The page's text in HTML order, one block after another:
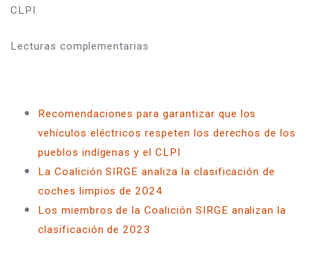
CLPI.
Lecturas complementarias
Recomendaciones para garantizar que los
vehículos eléctricos respeten los derechos de los
pueblos indígenas y el CLPI
La Coalición SIRGE analiza la clasificación de
coches limpios de 2024
Los miembros de la Coalición SIRGE analizan la
clasificación de 2023